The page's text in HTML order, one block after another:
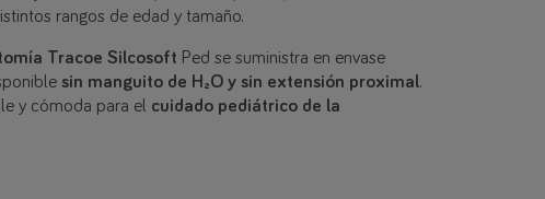
rangos de edad y tamaño.
Tracoe Silcosoft Ped se suministra en envase
sin manguito de H₂O y sin extensión proximal.
y cómoda para el cuidado pediátrico de la